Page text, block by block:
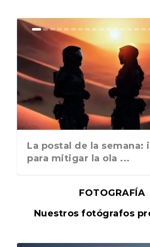
La postal de la semana:
para mitigar la ola ...
FOTOGRAFÍA
Nuestros fotógrafos